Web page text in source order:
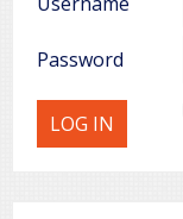
Password